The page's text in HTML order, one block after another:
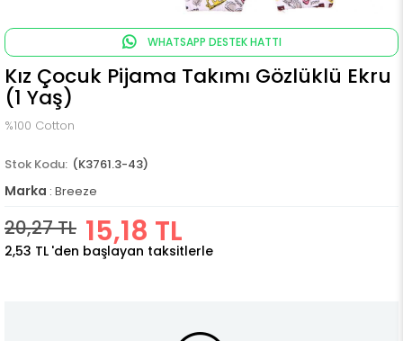
WHATSAPP DESTEK HATTI
Kız Çocuk Pijama Takımı Gözlüklü Ekru
(1 Yaş)
%100 Cotton
(K3761.3-43)
Marka : Breeze
20,27 TL 15,18 TL
2,53 TL 'den başlayan taksitlerle